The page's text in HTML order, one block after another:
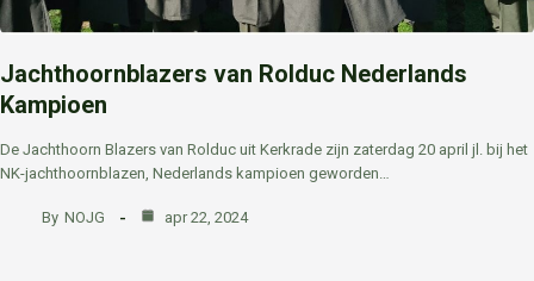
Jachthoornblazers van Rolduc Nederlands
Kampioen
De Jachthoorn Blazers van Rolduc uit Kerkrade zijn zaterdag 20 april jl. bij het
NK-jachthoornblazen, Nederlands kampioen geworden…
By NOJG apr 22, 2024